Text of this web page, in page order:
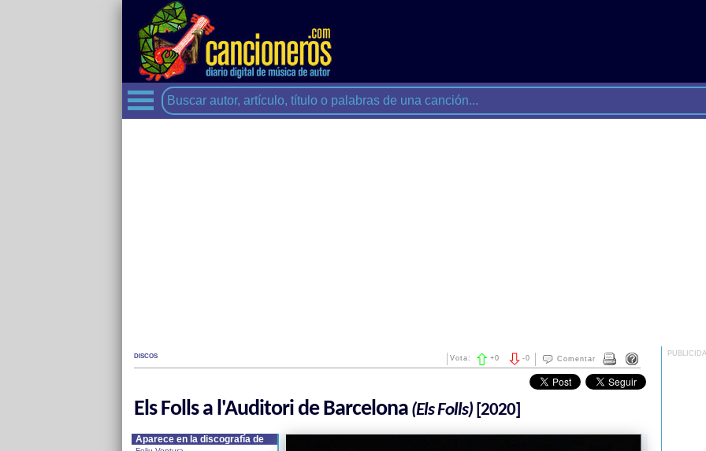
DISCOS Comentar
-0
Vota: +0
Els Folls a l'Auditori de Barcelona(Els Folls)[2020]
Aparece en la discografía de